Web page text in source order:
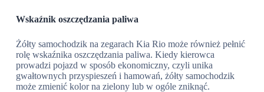
Wskaźnik oszczędzania paliwa
Żółty samochodzik na zegarach Kia Rio może również pełnić
rolę wskaźnika oszczędzania paliwa. Kiedy kierowca
prowadzi pojazd w sposób ekonomiczny, czyli unika
gwałtownych przyspieszeń i hamowań, żółty samochodzik
może zmienić kolor na zielony lub w ogóle zniknąć.